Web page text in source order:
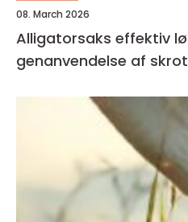
08. March 2026
Alligatorsaks effektiv løsning til sortering og
genanvendelse af skrot